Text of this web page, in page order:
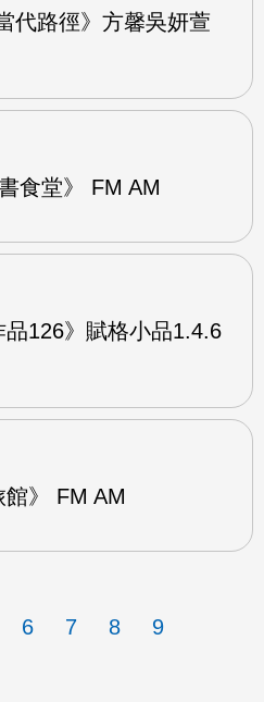
代路徑》方馨吳妍萱
食堂》 FM AM
126》賦格小品1.4.6
》 FM AM
6 7 8 9